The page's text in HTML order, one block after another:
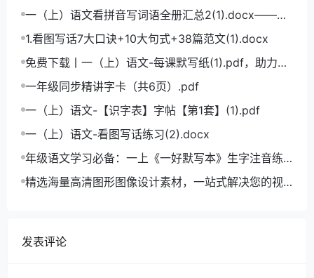
一（上）语文看拼音写词语全册汇总2(1).docx——小
学语文拼音学习的必备利器
1.看图写话7大口诀+10大句式+38篇范文(1).docx
免费下载丨一（上）语文-每课默写纸(1).pdf，助力小
学语文成绩飞跃
一年级同步精讲字卡（共6页）.pdf
一（上）语文-【识字表】字帖【第1套】(1).pdf
一（上）语文-看图写话练习(2).docx
年级语文学习必备：一上《一好默写本》生字注音练
习电子版，助力孩子打好基础
精选海量高清图形图像设计素材，一站式解决您的视
发表评论